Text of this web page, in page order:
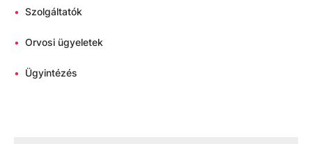
• Szolgáltatók
• Orvosi ügyeletek
• Ügyintézés